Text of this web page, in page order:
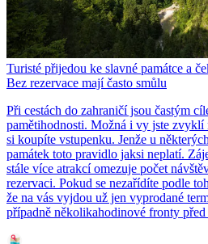
Turisté přijedou ke slavné památce a
Bez rezervace mají často smůlu
Při cestách do zahraničí jsou častým
pamětihodnosti. Možná i vy jste zvyklí
si koupíte vstupenku. Jenže u
památek toto pravidlo jaksi neplatí.
stále více atrakcí omezuje počet
rezervaci. Pokud se nezařídíte podle
že na vás vyjdou už jen vyprodané
případně několikahodinové fronty